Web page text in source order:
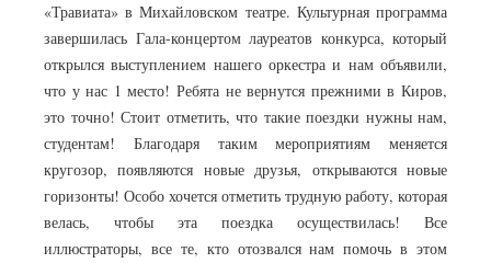
«Травиата» в Михайловском театре. Культурная программа
завершилась Гала-концертом лауреатов конкурса, который
открылся выступлением нашего оркестра и нам объявили,
что у нас 1 место! Ребята не вернутся прежними в Киров,
это точно! Стоит отметить, что такие поездки нужны нам,
студентам! Благодаря таким мероприятиям меняется
кругозор, появляются новые друзья, открываются новые
горизонты! Особо хочется отметить трудную работу, которая
велась, чтобы эта поездка осуществилась! Все
иллюстраторы, все те, кто отозвался нам помочь в этом